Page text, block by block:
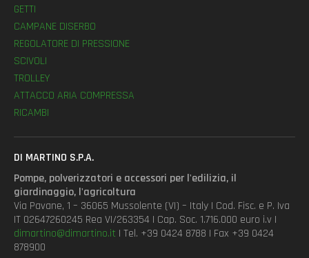
GETTI
CAMPANE DISERBO
REGOLATORE DI PRESSIONE
SCIVOLI
TROLLEY
ATTACCO ARIA COMPRESSA
RICAMBI
DI MARTINO S.P.A.
Pompe, polverizzatori e accessori per l'edilizia, il
giardinaggio, l'agricoltura
Via Pavane, 1 – 36065 Mussolente (VI) – Italy | Cod. Fisc. e P. Iva
IT 02647260245 Rea VI/263354 | Cap. Soc. 1.716.000 euro i.v |
dimartino@dimartino.it | Tel. +39 0424 8788 | Fax +39 0424
878900